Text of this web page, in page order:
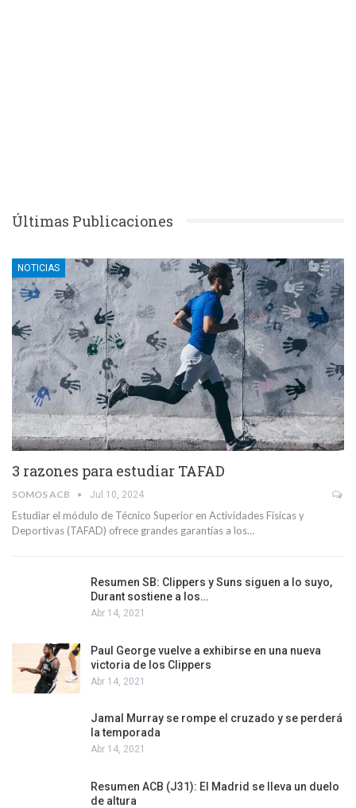
Últimas Publicaciones
NOTICIAS
3 razones para estudiar TAFAD
SOMOS ACB Jul 10, 2024
Estudiar el módulo de Técnico Superior en Actividades Físicas y
Deportivas (TAFAD) ofrece grandes garantías a los…
Resumen SB: Clippers y Suns siguen a lo suyo,
Durant sostiene a los…
Abr 14, 2021
Paul George vuelve a exhibirse en una nueva
victoria de los Clippers
Abr 14, 2021
Jamal Murray se rompe el cruzado y se perderá
la temporada
Abr 14, 2021
Resumen ACB (J31): El Madrid se lleva un duelo
de altura